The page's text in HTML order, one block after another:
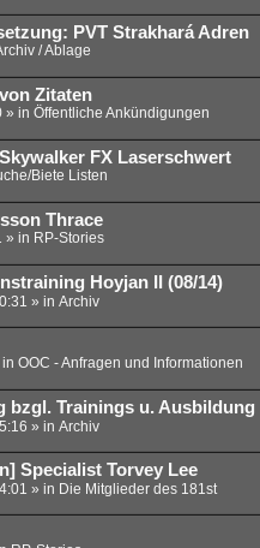
PVT Strakhará Adren
/ Ablage
Zitaten
» in Öffentliche Ankündigungen
FX Laserschwert
Biete Listen
Thrace
» in RP-Stories
Hoyjan II (08/14)
» in Archiv
OOC - Anfragen und Informationen
bzgl. Trainings u. Ausbildung
» in Archiv
Specialist Torvey Lee
» in Die Mitglieder des 181st